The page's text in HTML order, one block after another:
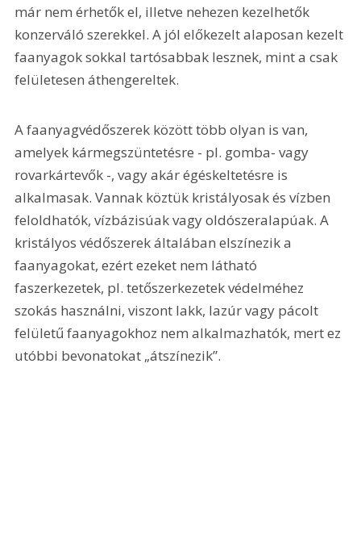
már nem érhetők el, illetve nehezen kezelhetők
konzerváló szerekkel. A jól előkezelt alaposan kezelt
faanyagok sokkal tartósabbak lesznek, mint a csak
felületesen áthengereltek.
A faanyagvédőszerek között több olyan is van,
amelyek kármegszüntetésre - pl. gomba- vagy
rovarkártevők -, vagy akár égéskeltetésre is
alkalmasak. Vannak köztük kristályosak és vízben
feloldhatók, vízbázisúak vagy oldószeralapúak. A
kristályos védőszerek általában elszínezik a
faanyagokat, ezért ezeket nem látható
faszerkezetek, pl. tetőszerkezetek védelméhez
szokás használni, viszont lakk, lazúr vagy pácolt
felületű faanyagokhoz nem alkalmazhatók, mert ez
utóbbi bevonatokat „átszínezik”.